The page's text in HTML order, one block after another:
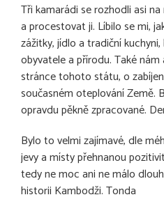
Tři kamarádi se rozhodli asi
a procestovat ji. Líbilo se mi,
zážitky, jídlo a tradiční kuchyni,
obyvatele a přírodu. Také
stránce tohoto státu, o
současném oteplování Země.
opravdu pěkně zpracované.
Bylo to velmi zajímavé, dle
jevy a místy přehnanou
tedy ne moc ani ne málo
historii Kambodži. Tonda